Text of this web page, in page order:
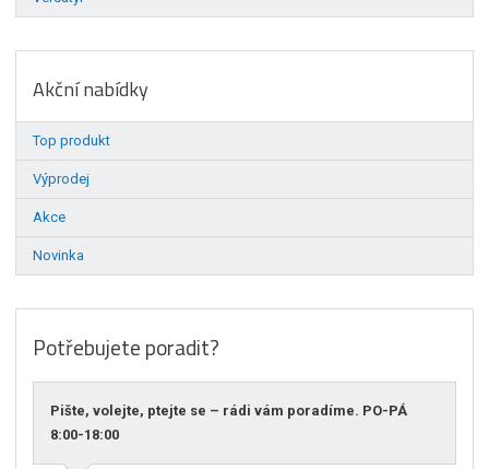
Akční nabídky
Top produkt
Výprodej
Akce
Novinka
Potřebujete poradit?
Pište, volejte, ptejte se – rádi vám poradíme. PO-PÁ
8:00-18:00